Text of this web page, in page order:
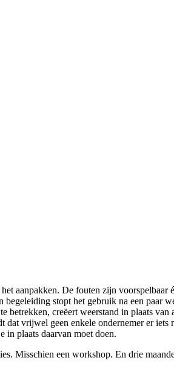
aanpakken. De fouten zijn voorspelbaar
begeleiding stopt het gebruik na een paar
betrekken, creëert weerstand in plaats van
vrijwel geen enkele ondernemer er iets
in plaats daarvan moet doen.
Misschien een workshop. En drie